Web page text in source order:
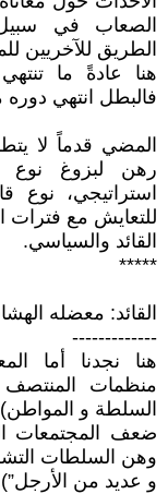
الصعاب في
الطريق للآخريين
هنا عادةً ما
فالبطل انتهي
المضي قدماً لا
رهن لبزوغ نوع
استراتيجي، نوع
للتعايش مع
القائد والسياسي.
*****
القائد: معضله
-------------
هنا نجدنا أما
منظمات
السلطة و المواطن)
ضعف المجتمعات
وهن السلطات
و عديد من